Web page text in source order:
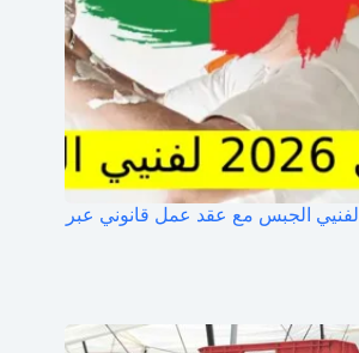
وظائف بالبرتغال 2026 لفنيي الجبس مع عقد عمل قانوني عبر